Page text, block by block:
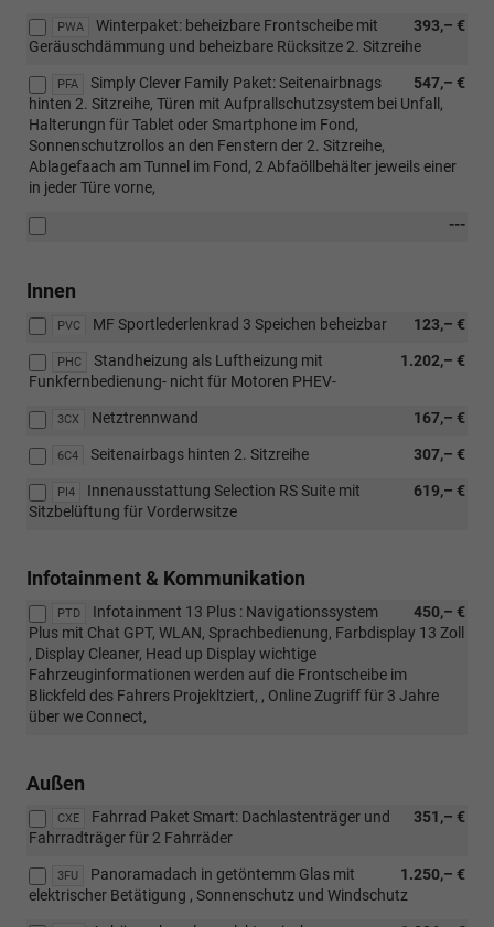
PWA 393,– €
Winterpaket: beheizbare Frontscheibe mit
Geräuschdämmung und beheizbare Rücksitze 2. Sitzreihe
PFA 547,– €
Simply Clever Family Paket: Seitenairbnags
hinten 2. Sitzreihe, Türen mit Aufprallschutzsystem bei Unfall,
Halterungn für Tablet oder Smartphone im Fond,
Sonnenschutzrollos an den Fenstern der 2. Sitzreihe,
Ablagefaach am Tunnel im Fond, 2 Abfaöllbehälter jeweils einer
in jeder Türe vorne,
---
Innen
PVC 123,– €
MF Sportlederlenkrad 3 Speichen beheizbar
PHC 1.202,– €
Standheizung als Luftheizung mit
Funkfernbedienung- nicht für Motoren PHEV-
3CX 167,– €
Netztrennwand
6C4 307,– €
Seitenairbags hinten 2. Sitzreihe
PI4 619,– €
Innenausstattung Selection RS Suite mit
Sitzbelüftung für Vorderwsitze
Infotainment & Kommunikation
PTD 450,– €
Infotainment 13 Plus : Navigationssystem
Plus mit Chat GPT, WLAN, Sprachbedienung, Farbdisplay 13 Zoll
, Display Cleaner, Head up Display wichtige
Fahrzeuginformationen werden auf die Frontscheibe im
Blickfeld des Fahrers Projekltziert, , Online Zugriff für 3 Jahre
über we Connect,
Außen
CXE 351,– €
Fahrrad Paket Smart: Dachlastenträger und
Fahrradträger für 2 Fahrräder
3FU 1.250,– €
Panoramadach in getöntemm Glas mit
elektrischer Betätigung , Sonnenschutz und Windschutz